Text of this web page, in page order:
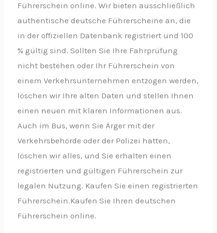
Führerschein online. Wir bieten ausschließlich
authentische deutsche Führerscheine an, die
in der offiziellen Datenbank registriert und 100
% gültig sind. Sollten Sie Ihre Fahrprüfung
nicht bestehen oder Ihr Führerschein von
einem Verkehrsunternehmen entzogen werden,
löschen wir Ihre alten Daten und stellen Ihnen
einen neuen mit klaren Informationen aus.
Auch im Bus, wenn Sie Ärger mit der
Verkehrsbehörde oder der Polizei hatten,
löschen wir alles, und Sie erhalten einen
registrierten und gültigen Führerschein zur
legalen Nutzung. Kaufen Sie einen registrierten
Führerschein.Kaufen Sie Ihren deutschen
Führerschein online.